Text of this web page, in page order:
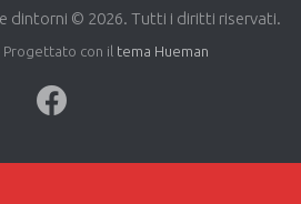
dintorni © 2026. Tutti i diritti riservati.
Progettato con il tema Hueman